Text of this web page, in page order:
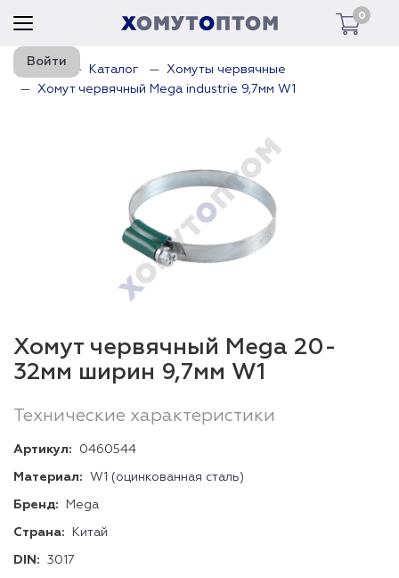
0
Войти
Главная Каталог
Хомуты червячные
Хомут червячный Mega industrie 9,7мм W1
Хомут червячный Mega 20-
32мм ширин 9,7мм W1
Технические характеристики
Артикул: 0460544
Материал: W1 (оцинкованная сталь)
Бренд: Mega
Страна: Китай
DIN: 3017